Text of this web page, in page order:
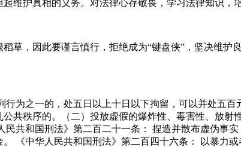
维护真相的义务。对法律心存敬畏，学习法律知识，
草，因此要谨言慎行，拒绝成为“键盘侠”，坚决维
行为之一的，处五日以上十日以下拘留，可以并处五
共秩序的。（二）投放虚假的爆炸性、毒害性、放
共和国刑法》第二百二十一条： 捏造并散布虚伪事
《中华人民共和国刑法》第二百四十六条： 以暴力